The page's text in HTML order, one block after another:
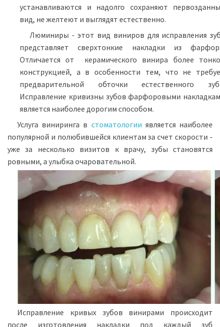
устанавливаются и надолго сохраняют
вид, не желтеют и выглядят естественно.
Люминиры - этот вид виниров для исправления
представляет сверхтонкие накладки из
Отличается от керамического винира более
конструкцией, а в особенности тем, что не
предварительной обточки естественного
Исправление кривизны зубов фарфоровыми
является наиболее дорогим способом.
Услуга виниринга в стоматологии является наиболее
популярной и полюбившейся клиентам за счет скорости -
уже за несколько визитов к врачу, зубы становятся
ровными, а улыбка очаровательной.
Исправление кривых зубов винирами происходит
после изготовления накладки под каждый зуб